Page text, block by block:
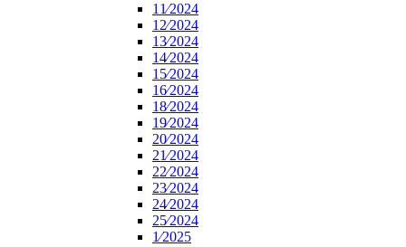
11⁄2024
12⁄2024
13⁄2024
14⁄2024
15⁄2024
16⁄2024
18⁄2024
19⁄2024
20⁄2024
21⁄2024
22⁄2024
23⁄2024
24⁄2024
25⁄2024
1⁄2025